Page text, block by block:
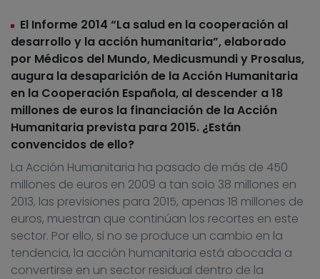
El Informe 2014 “La salud en la cooperación al
desarrollo y la acción humanitaria”, elaborado
por Médicos del Mundo, Medicusmundi y Prosalus,
augura la desaparición de la Acción Humanitaria
en la Cooperación Española, al descender a 18
millones de euros la financiación de la Acción
Humanitaria prevista para 2015. ¿Están
convencidos de ello?
La Acción Humanitaria ha pasado de más de 450
millones de euros en 2009 a tan solo 38 millones en
2013, las previsiones para 2015, apenas 18 millones de
euros, muestran que continúan los recortes en este
sector. Por ello, si no se produce un cambio en la
tendencia, la acción humanitaria está abocada a
convertirse en un sector residual dentro de la